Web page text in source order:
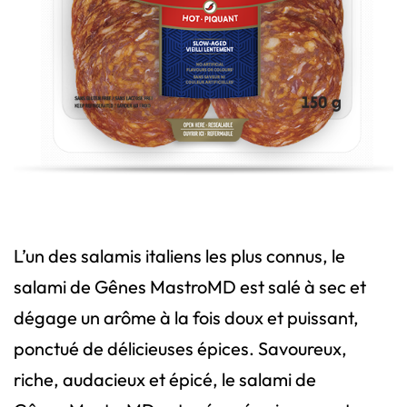
L’un des salamis italiens les plus connus, le
salami de Gênes MastroMD est salé à sec et
dégage un arôme à la fois doux et puissant,
ponctué de délicieuses épices. Savoureux,
riche, audacieux et épicé, le salami de